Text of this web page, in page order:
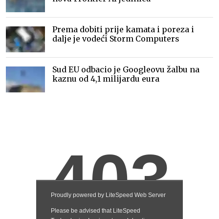
Prema dobiti prije kamata i poreza i
dalje je vodeći Storm Computers
Sud EU odbacio je Googleovu žalbu na
kaznu od 4,1 milijardu eura